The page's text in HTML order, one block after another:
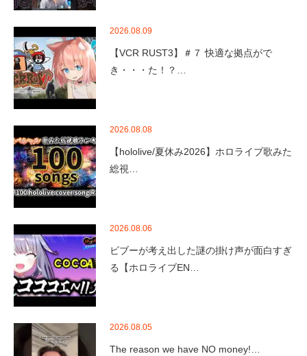
2026.08.09
【VCR RUST3】＃７ 快適な拠点がで
き・・・た！？…
2026.08.08
【hololive/夏休み2026】ホロライブ歌みた
総視…
2026.08.06
ビブーが考え出した謎の掛け声が面白すぎ
る【ホロライブEN…
2026.08.05
The reason we have NO money!…